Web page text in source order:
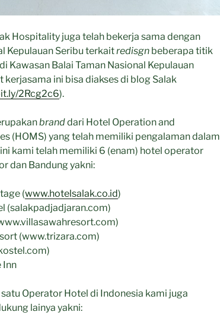
Hospitality juga telah bekerja sama dengan
Kepulauan Seribu terkaitredisgn beberapa titik
Kawasan Balai Taman Nasional Kepulauan
kerjasama ini bisa diakses di blog Salak
2Rcg2c6).
branddari Hotel Operation and
(HOMS) yang telah memiliki pengalaman dalam
kami telah memiliki 6 (enam) hotel operator
dan Bandung yakni:
(www.hotelsalak.co.id)
(salakpadjadjaran.com)
(www.trizara.com)
Inn
Operator Hotel di Indonesia kami juga
lainya yakni: